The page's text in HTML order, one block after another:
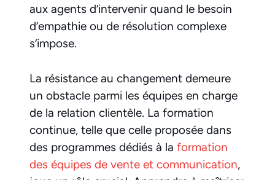
aux agents d’intervenir quand le besoin
d’empathie ou de résolution complexe
s’impose.
La résistance au changement demeure
un obstacle parmi les équipes en charge
de la relation clientèle. La formation
continue, telle que celle proposée dans
des programmes dédiés à la formation
des équipes de vente et communication,